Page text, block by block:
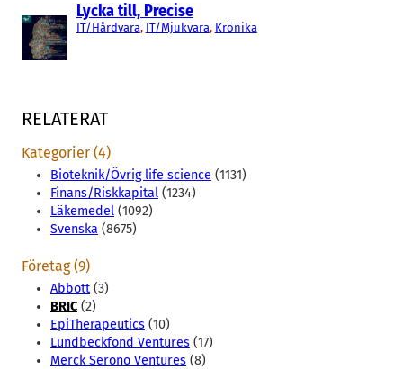
Lycka till, Precise
IT/Hårdvara, IT/Mjukvara, Krönika
RELATERAT
Kategorier (4)
Bioteknik/Övrig life science (1131)
Finans/Riskkapital (1234)
Läkemedel (1092)
Svenska (8675)
Företag (9)
Abbott (3)
BRIC (2)
EpiTherapeutics (10)
Lundbeckfond Ventures (17)
Merck Serono Ventures (8)